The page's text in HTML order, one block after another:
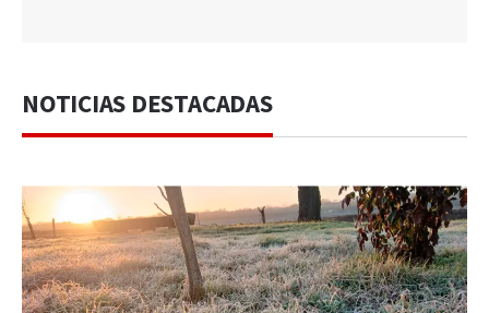
NOTICIAS DESTACADAS